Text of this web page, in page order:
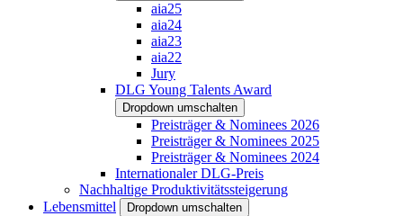
aia25
aia24
aia23
aia22
Jury
DLG Young Talents Award
Dropdown umschalten
Preisträger & Nominees 2026
Preisträger & Nominees 2025
Preisträger & Nominees 2024
Internationaler DLG-Preis
Nachhaltige Produktivitätssteigerung
Lebensmittel
Dropdown umschalten